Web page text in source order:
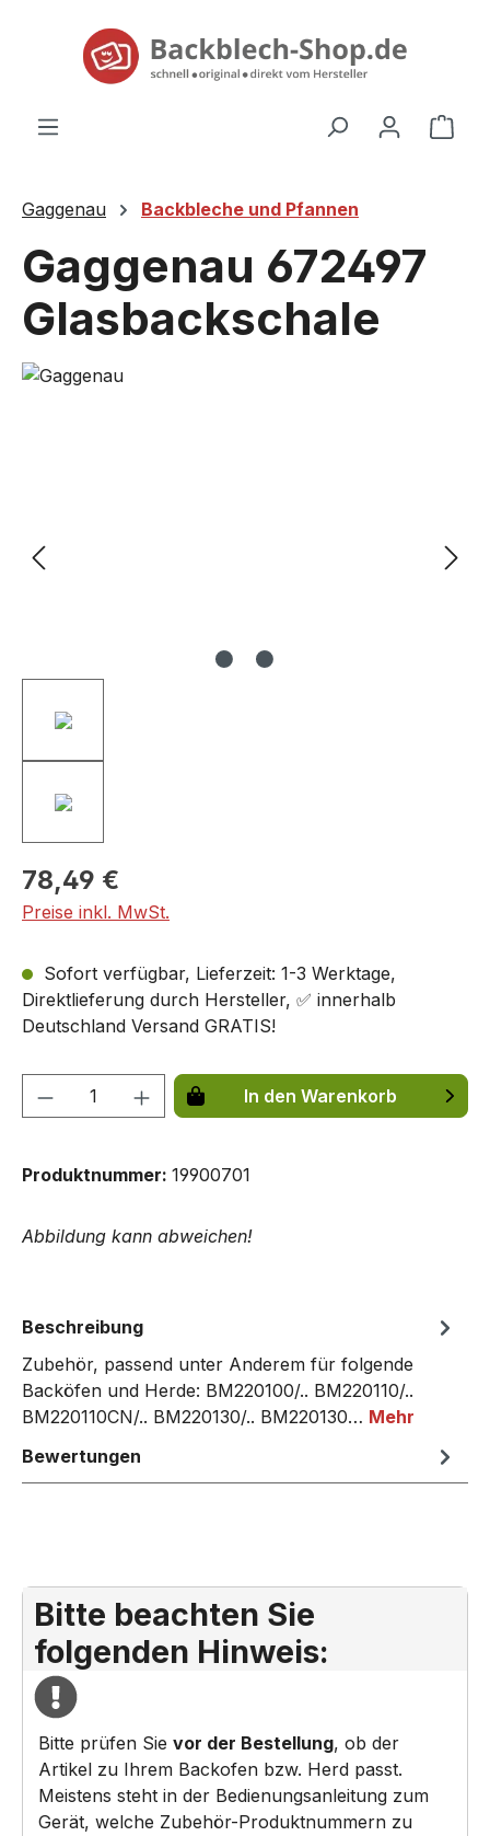
springen
Gaggenau Backbleche und Pfannen
Gaggenau 672497
Glasbackschale
78,49 €
Preise inkl. MwSt.
Sofort verfügbar, Lieferzeit: 1-3 Werktage,
Direktlieferung durch Hersteller, ✅ innerhalb
Deutschland Versand GRATIS!
Produkt Anzahl: Gib denIn den Warenkorb
Produktnummer: 19900701
Abbildung kann abweichen!
Beschreibung
Zubehör, passend unter Anderem für folgende
Backöfen und Herde: BM220100/.. BM220110/..
BM220110CN/.. BM220130/.. BM220130… Mehr
Bewertungen
Bitte beachten Sie
folgenden Hinweis:
Bitte prüfen Sie vor der Bestellung, ob der
Artikel zu Ihrem Backofen bzw. Herd passt.
Meistens steht in der Bedienungsanleitung zum
Gerät, welche Zubehör-Produktnummern zu